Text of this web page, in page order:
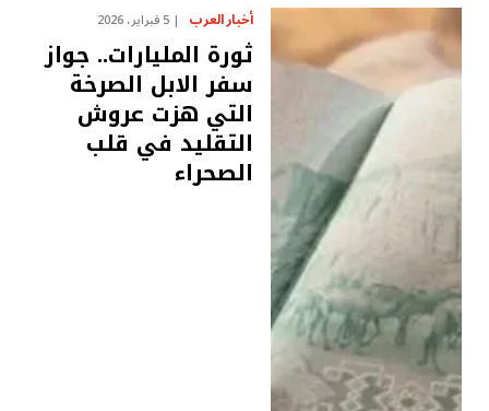
أخبار العرب 5 فبراير، 2026
ثورة المليارات.. جواز
سفر الابل الصرخة
التي هزت عروش
التقليد في قلب
الصحراء